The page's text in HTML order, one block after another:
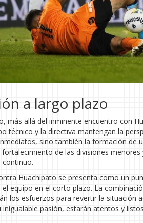
a largo plazo
más allá del inminente encuentro con
técnico y la directiva mantengan la
sino también la formación de
fortalecimiento de las divisiones
continuo.
Huachipato se presenta como un
equipo en el corto plazo. La
los esfuerzos para revertir la situación
inigualable pasión, estarán atentos y